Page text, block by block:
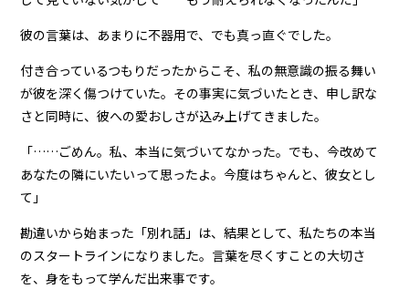
彼の言葉は、あまりに不器用で、でも真っ直ぐでした。
付き合っているつもりだったからこそ、私の無意識の振る舞い
が彼を深く傷つけていた。その事実に気づいたとき、申し訳な
さと同時に、彼への愛おしさが込み上げてきました。
「……ごめん。私、本当に気づいてなかった。でも、今改めて
あなたの隣にいたいって思ったよ。今度はちゃんと、彼女とし
て」
勘違いから始まった「別れ話」は、結果として、私たちの本当
のスタートラインになりました。言葉を尽くすことの大切さ
を、身をもって学んだ出来事です。